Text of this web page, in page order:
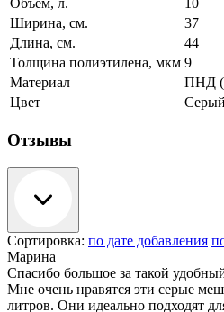
Объем, л.
10
Ширина, см.
37
Длина, см.
44
Толщина полиэтилена, мкм 9
Материал
ПНД
Цвет
Серый
Отзывы
Сортировка: по дате добавления
Марина
Спасибо большое за такой
Мне очень нравятся эти серые
литров. Они идеально подходят